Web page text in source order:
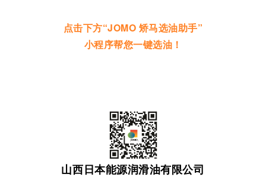
点击下方“JOMO 矫马选油助手”
小程序帮您一键选油！
山西日本能源润滑油有限公司